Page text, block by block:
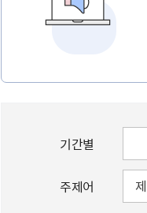
기간별
주제어